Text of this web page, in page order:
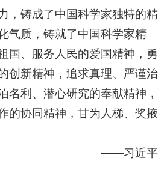
，铸成了中国科学家独特的精
气质，铸就了中国科学家精
国、服务人民的爱国精神，勇
创新精神，追求真理、严谨治
名利、潜心研究的奉献精神，
的协同精神，甘为人梯、奖掖
——习近平